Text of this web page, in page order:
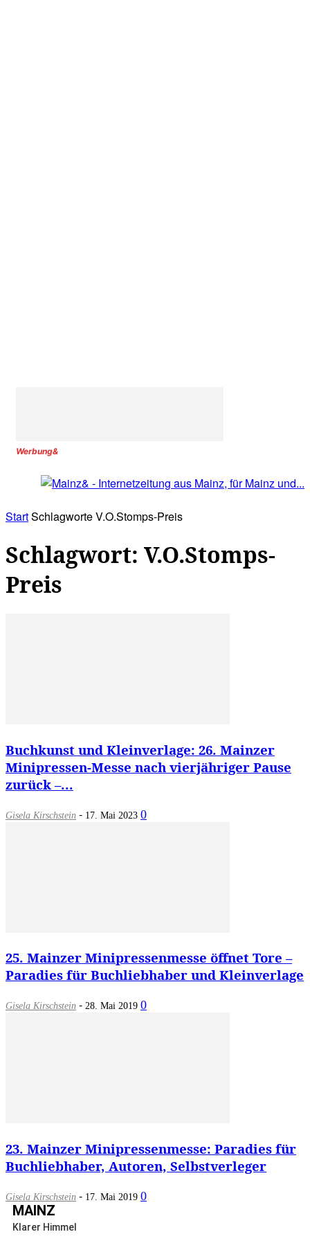
Werbung&
StartSchlagworteV.O.Stomps-Preis
Schlagwort: V.O.Stomps-
Preis
Buchkunst und Kleinverlage: 26. Mainzer
Minipressen-Messe nach vierjähriger Pause
zurück –...
Gisela Kirschstein - 17. Mai 2023 0
25. Mainzer Minipressenmesse öffnet Tore –
Paradies für Buchliebhaber und Kleinverlage
Gisela Kirschstein - 28. Mai 2019 0
23. Mainzer Minipressenmesse: Paradies für
Buchliebhaber, Autoren, Selbstverleger
Gisela Kirschstein - 17. Mai 2019 0
MAINZ
Klarer Himmel